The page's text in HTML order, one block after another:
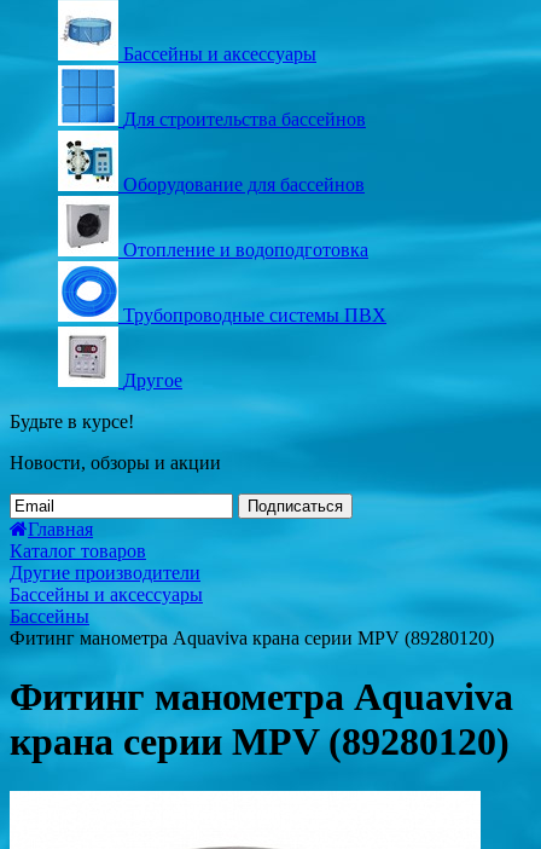
Бассейны и аксессуары
Для строительства бассейнов
Оборудование для бассейнов
Отопление и водоподготовка
Трубопроводные системы ПВХ
Другое
Будьте в курсе!
Новости, обзоры и акции
Подписаться
Главная
Каталог товаров
Другие производители
Бассейны и аксессуары
Бассейны
Фитинг манометра Aquaviva крана серии MPV (89280120)
Фитинг манометра Aquaviva
крана серии MPV (89280120)